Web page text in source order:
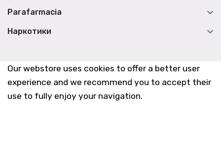
Our webstore uses cookies to offer a better user
experience and we recommend you to accept their
use to fully enjoy your navigation.
Parafarmacia 
Наркотики 